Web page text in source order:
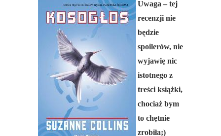
Uwaga – tej
recenzji nie
będzie
spoilerów, nie
wyjawię nic
istotnego z
treści książki,
chociaż bym
to chętnie
zrobiła;)